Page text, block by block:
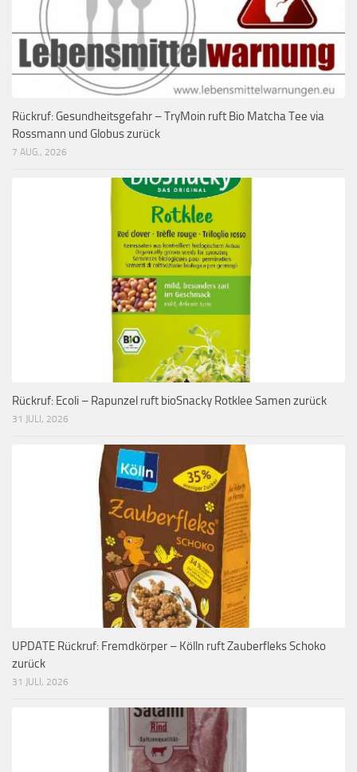
Rückruf: Gesundheitsgefahr – TryMoin ruft Bio Matcha Tee via
Rossmann und Globus zurück
7 AUG., 2026
Rückruf: Ecoli – Rapunzel ruft bioSnacky Rotklee Samen zurück
31 JULI, 2026
UPDATE Rückruf: Fremdkörper – Kölln ruft Zauberfleks Schoko
zurück
31 JULI, 2026